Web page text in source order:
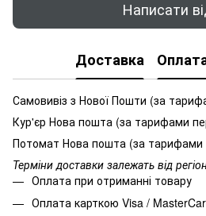
Написати
Доставка
Самовивіз з Нової Пошти (за
Кур'єр Нова пошта (за тарифами
Потомат Нова пошта (за тарифами
Терміни доставки залежать від
Оплата при отриманні товару
Оплата карткою Visa /